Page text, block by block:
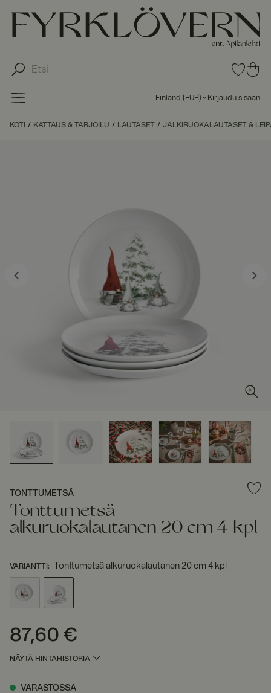
0
tuot
suo
0
tu
ot
a
Finland ( EUR) Kirjaudu sisään
KOTI KATTAUS & TARJOILU LAUTASET JÄLKIRUOKALAUTASET &
TONTTUMETSÄ
Tonttumetsä
alkuruokalautanen 20 cm 4 kpl
VARIANTTI : Tonttumetsä alkuruokalautanen 20 cm 4 kpl
Hinta :87,60 €
87,60 €
NÄYTÄ HINTAHISTORIA
VARASTOSSA